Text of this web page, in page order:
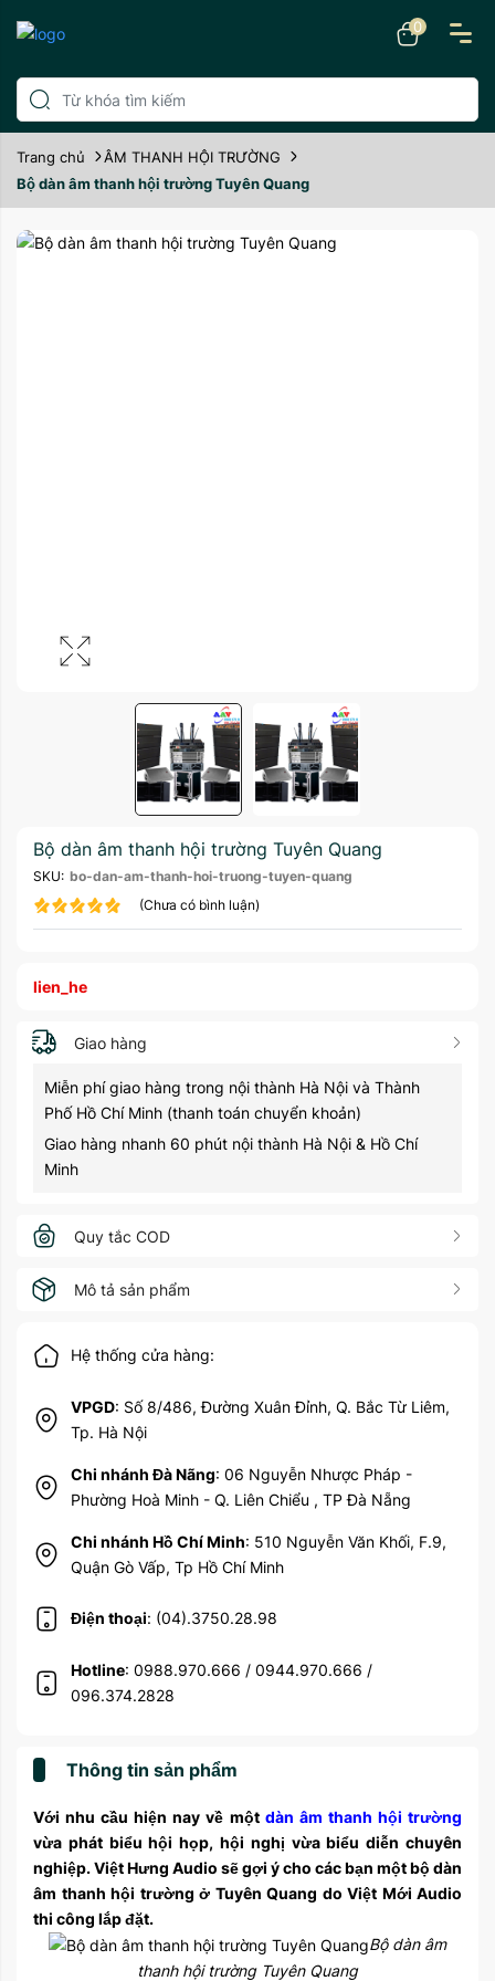
0
Trang chủ
ÂM THANH HỘI TRƯỜNG
Bộ dàn âm thanh hội trường Tuyên Quang
Bộ dàn âm thanh hội trường Tuyên Quang
SKU: bo-dan-am-thanh-hoi-truong-tuyen-quang
(Chưa có bình luận)
lien_he
Giao hàng
Miễn phí giao hàng trong nội thành Hà Nội và Thành
Phố Hồ Chí Minh (thanh toán chuyển khoản)
Giao hàng nhanh 60 phút nội thành Hà Nội & Hồ Chí
Minh
Quy tắc COD
Mô tả sản phẩm
Hệ thống cửa hàng:
VPGD: Số 8/486, Đường Xuân Đỉnh, Q. Bắc Từ Liêm,
Tp. Hà Nội
Chi nhánh Đà Nãng: 06 Nguyễn Nhược Pháp -
Phường Hoà Minh - Q. Liên Chiểu , TP Đà Nẵng
Chi nhánh Hồ Chí Minh: 510 Nguyễn Văn Khối, F.9,
Quận Gò Vấp, Tp Hồ Chí Minh
Điện thoại: (04).3750.28.98
Hotline: 0988.970.666 / 0944.970.666 /
096.374.2828
Thông tin sản phẩm
Với nhu cầu hiện nay về một dàn âm thanh hội trường
vừa phát biểu hội họp, hội nghị vừa biểu diễn chuyên
nghiệp. Việt Hưng Audio sẽ gợi ý cho các bạn một bộ dàn
âm thanh hội trường ở Tuyên Quang do Việt Mới Audio
thi công lắp đặt.
Bộ dàn âm
thanh hội trường Tuyên Quang